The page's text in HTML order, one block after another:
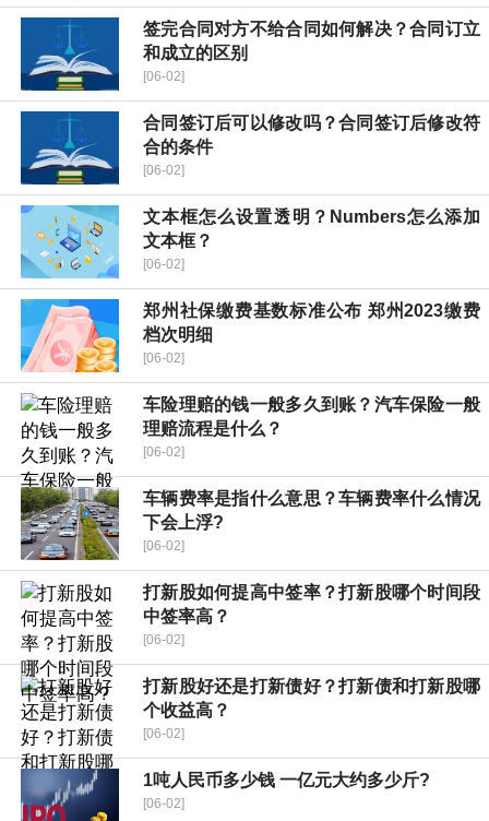
签完合同对方不给合同如何解决？合同订立
和成立的区别
[06-02]
合同签订后可以修改吗？合同签订后修改符
合的条件
[06-02]
文本框怎么设置透明？Numbers怎么添加
文本框？
[06-02]
郑州社保缴费基数标准公布 郑州2023缴费
档次明细
[06-02]
车险理赔的钱一般多久到账？汽车保险一般
理赔流程是什么？
[06-02]
车辆费率是指什么意思？车辆费率什么情况
下会上浮?
[06-02]
打新股如何提高中签率？打新股哪个时间段
中签率高？
[06-02]
打新股好还是打新债好？打新债和打新股哪
个收益高？
[06-02]
1吨人民币多少钱 一亿元大约多少斤?
[06-02]